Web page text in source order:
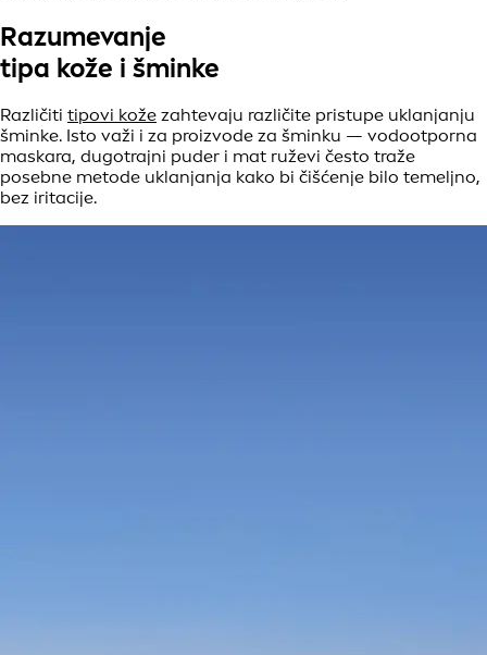
Razumevanje
tipa kože i šminke
Različiti tipovi kože zahtevaju različite pristupe uklanjanju
šminke. Isto važi i za proizvode za šminku — vodootporna
maskara, dugotrajni puder i mat ruževi često traže
posebne metode uklanjanja kako bi čišćenje bilo temeljno,
bez iritacije.